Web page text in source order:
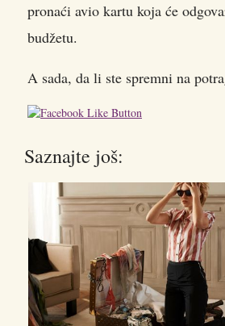
pronaći avio kartu koja će
budžetu.
A sada, da li ste spremni na
Saznajte još: